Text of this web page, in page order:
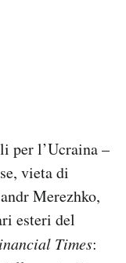
per l’Ucraina –
vieta di
Merezhko,
esteri del
Times: